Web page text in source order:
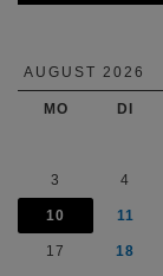
AUGUST 2026
MO DI
3 4
10 11
17 18